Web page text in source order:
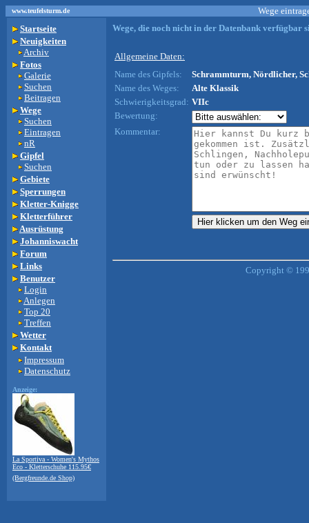
www.teufelsturm.de
Wege
Startseite
Neuigkeiten
Archiv
Fotos
Galerie
Suchen
Beitragen
Wege
Suchen
Eintragen
nR
Gipfel
Suchen
Gebiete
Sperrungen
Kletter-Knigge
Kletterführer
Ausrüstung
Johanniswacht
Forum
Links
Benutzer
Login
Anlegen
Top 20
Treffen
Wetter
Kontakt
Impressum
Datenschutz
Anzeige:
La Sportiva - Women's Mythos
Eco - Kletterschuhe 115.95€
(Bergfreunde.de Shop)
Wege, die noch nicht in der Datenbank verfügbar
Allgemeine Daten:
Name des Gipfels:
Schrammturm, Nördlicher,
Name des Weges:
Alte Klassik
Schwierigkeitsgrad: VIIc
Bewertung:
Kommentar:
Copyright ©